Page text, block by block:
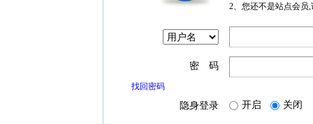
2、您还不是站点会员
密 码
找回密码
隐身登录 开启 关闭